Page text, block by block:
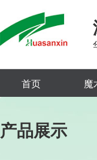
首页 魔
产品展示